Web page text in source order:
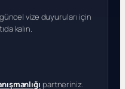
vize duyuruları için
kalın.
partneriniz.